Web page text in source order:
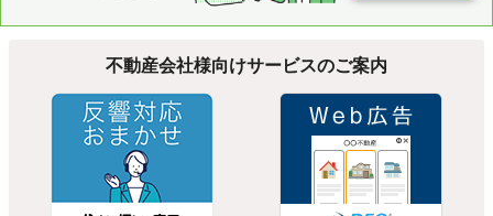
不動産会社様向けサービスのご案内